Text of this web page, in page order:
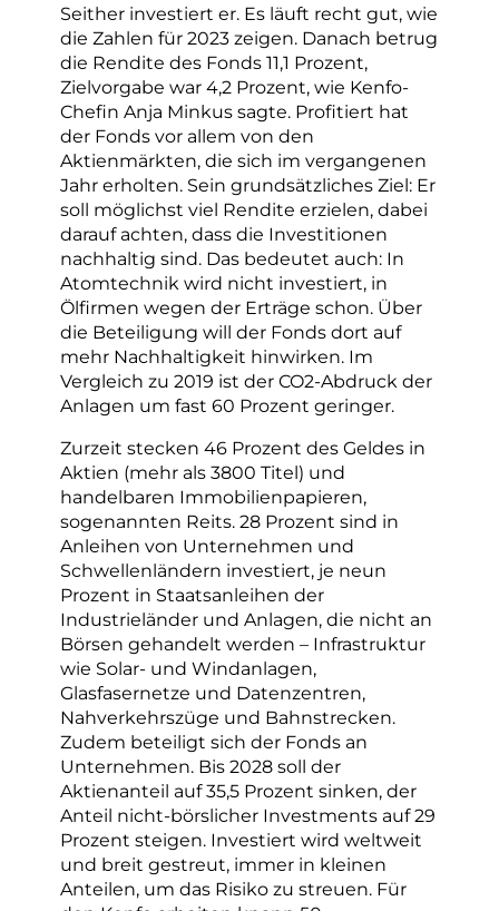
Seither investiert er. Es läuft recht gut, wie
die Zahlen für 2023 zeigen. Danach betrug
die Rendite des Fonds 11,1 Prozent,
Zielvorgabe war 4,2 Prozent, wie Kenfo-
Chefin Anja Minkus sagte. Profitiert hat
der Fonds vor allem von den
Aktienmärkten, die sich im vergangenen
Jahr erholten. Sein grundsätzliches Ziel: Er
soll möglichst viel Rendite erzielen, dabei
darauf achten, dass die Investitionen
nachhaltig sind. Das bedeutet auch: In
Atomtechnik wird nicht investiert, in
Ölfirmen wegen der Erträge schon. Über
die Beteiligung will der Fonds dort auf
mehr Nachhaltigkeit hinwirken. Im
Vergleich zu 2019 ist der CO2-Abdruck der
Anlagen um fast 60 Prozent geringer.
Zurzeit stecken 46 Prozent des Geldes in
Aktien (mehr als 3800 Titel) und
handelbaren Immobilienpapieren,
sogenannten Reits. 28 Prozent sind in
Anleihen von Unternehmen und
Schwellenländern investiert, je neun
Prozent in Staatsanleihen der
Industrieländer und Anlagen, die nicht an
Börsen gehandelt werden – Infrastruktur
wie Solar- und Windanlagen,
Glasfasernetze und Datenzentren,
Nahverkehrszüge und Bahnstrecken.
Zudem beteiligt sich der Fonds an
Unternehmen. Bis 2028 soll der
Aktienanteil auf 35,5 Prozent sinken, der
Anteil nicht-börslicher Investments auf 29
Prozent steigen. Investiert wird weltweit
und breit gestreut, immer in kleinen
Anteilen, um das Risiko zu streuen. Für